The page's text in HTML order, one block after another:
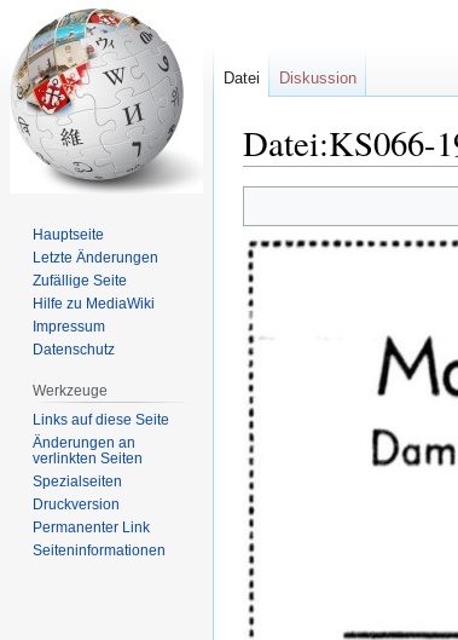
Datei:KS066-
Navigation
springen
Suche
springen
Datei Diskussion
Hauptseite
Letzte Änderungen
Zufällige Seite
Hilfe zu MediaWiki
Impressum
Datenschutz
Werkzeuge
Links auf diese Seite
Änderungen an
verlinkten Seiten
Spezialseiten
Druckversion
Permanenter Link
Seiten­informationen